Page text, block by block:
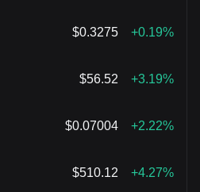
$0.3275 +0.19%
$56.52 +3.19%
$0.07004 +2.22%
$510.12 +4.27%